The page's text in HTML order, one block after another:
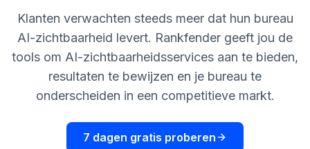
Concurrentietracking
Zoekwoordintelligentie
Gratis
tools
Prijzen
Demo
Klanten verwachten steeds meer dat hun bureau
AI-zichtbaarheid levert. Rankfender geeft jou de
tools om AI-zichtbaarheidsservices aan te bieden,
resultaten te bewijzen en je bureau te
onderscheiden in een competitieve markt.
7 dagen gratis proberen